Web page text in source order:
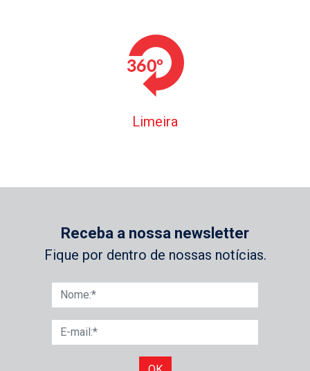
Limeira
Receba a nossa newsletter
Fique por dentro de nossas notícias.